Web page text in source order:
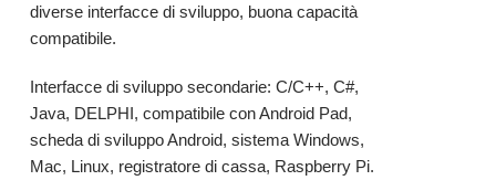
diverse interfacce di sviluppo, buona capacità
compatibile.
Interfacce di sviluppo secondarie: C/C++, C#,
Java, DELPHI, compatibile con Android Pad,
scheda di sviluppo Android, sistema Windows,
Mac, Linux, registratore di cassa, Raspberry Pi.